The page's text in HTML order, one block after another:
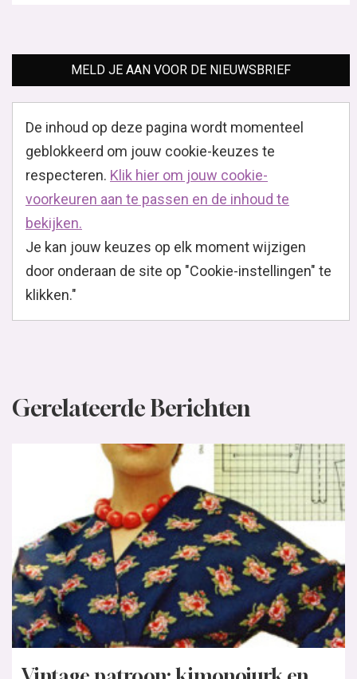
MELD JE AAN VOOR DE NIEUWSBRIEF
De inhoud op deze pagina wordt momenteel
geblokkeerd om jouw cookie-keuzes te
respecteren. Klik hier om jouw cookie-
voorkeuren aan te passen en de inhoud te
bekijken.
Je kan jouw keuzes op elk moment wijzigen
door onderaan de site op "Cookie-instellingen" te
klikken."
Gerelateerde Berichten